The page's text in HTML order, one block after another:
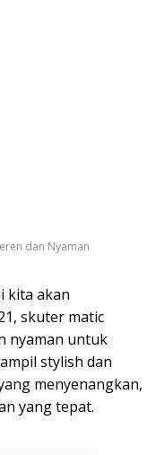
dan Nyaman
kita akan
skuter matic
nyaman untuk
stylish dan
menyenangkan,
yang tepat.